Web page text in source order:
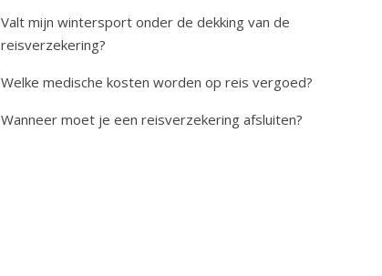
Valt mijn wintersport onder de dekking van de
reisverzekering?
Welke medische kosten worden op reis vergoed?
Wanneer moet je een reisverzekering afsluiten?